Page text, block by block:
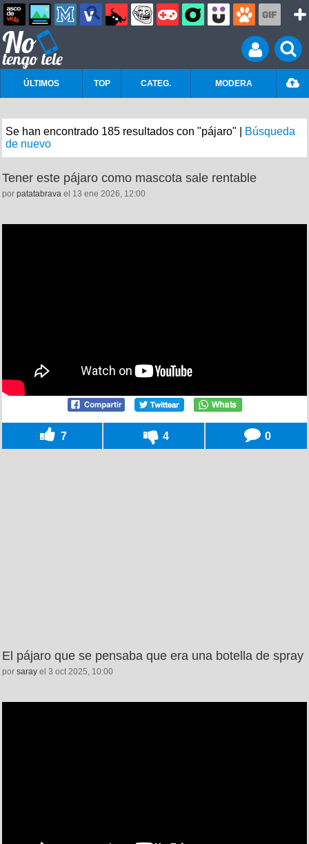
ÚLTIMOS TOP CATEG. MODERA
Se han encontrado 185 resultados con "pájaro" |
Búsqueda
de nuevo
Tener este pájaro como mascota sale rentable
por patatabrava el 13 ene 2026, 12:00
7 4 0
El pájaro que se pensaba que era una botella de spray
por saray el 3 oct 2025, 10:00